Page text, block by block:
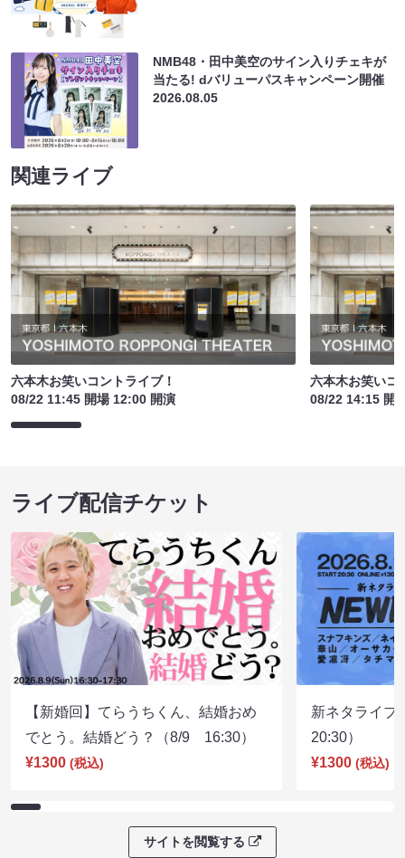
NMB48・田中美空のサイン入りチェキが
当たる! dバリューパスキャンペーン開催
2026.08.05
関連ライブ
六本木お笑いコントライブ！
08/22 11:45 開場 12:00 開演
六本木お笑いコ
08/22 14:15 開
ライブ配信チケット
【新婚回】てらうちくん、結婚おめ
でとう。結婚どう？（8/9 16:30）
¥1300 (税込)
新ネタライ
20:30）
¥1300 (税込)
サイトを閲覧する